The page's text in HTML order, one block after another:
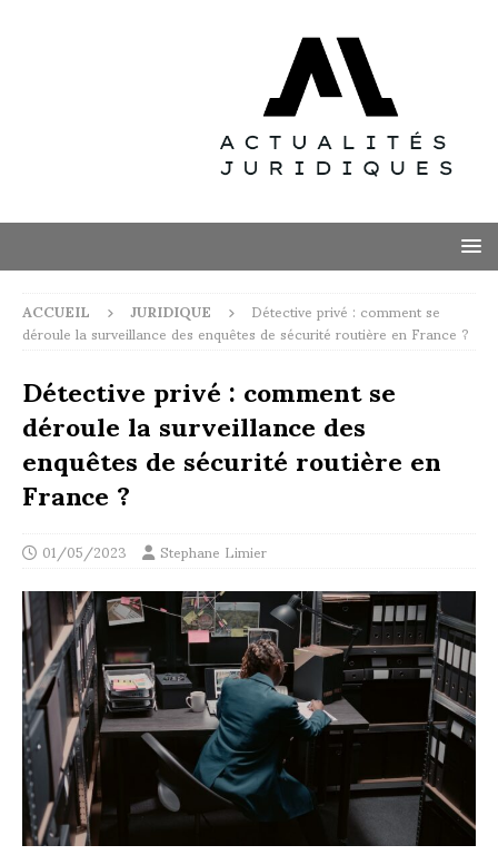
ACCUEIL JURIDIQUE Détective privé : comment se
déroule la surveillance des enquêtes de sécurité routière en France ?
Détective privé : comment se
déroule la surveillance des
enquêtes de sécurité routière en
France ?
01/05/2023 Stephane Limier